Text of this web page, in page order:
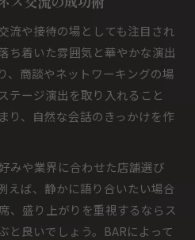
流や接待の場としても注目され
ち着いた雰囲気と華やかな演出
、商談やネットワーキングの場
テージ演出を取り入れること
り、自然な会話のきっかけを作
みや業界に合わせた店舗選び
えば、静かに語り合いたい場合
、盛り上がりを重視するならス
と良いでしょう。BARによって